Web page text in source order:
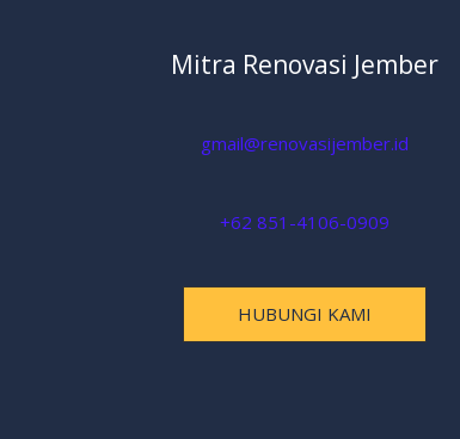
Mitra Renovasi Jember
gmail@renovasijember.id
+62 851-4106-0909
HUBUNGI KAMI